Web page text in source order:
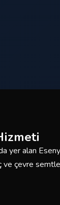
yer alan
ve çevre
sürücülerimiz